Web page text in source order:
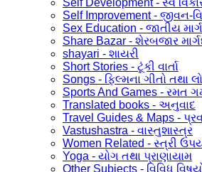
Self Improvement - જીવન-
Sex Education - જાતીય
Share Bazar - શેરબજાર
shayari - શાયરી
Short Stories - ટૂંકી વાર્તા
Songs - ફિલ્મના ગીતો તથા
Sports And Games - રમત
Translated books - અનુવાદ
Travel Guides & Maps -
Vastushastra - વાસ્તુશાસ્ત્ર
Women Related - સ્ત્રી
Yoga - યોગ તથા પ્રાણાયામ
Other Subjects - વિવિધ